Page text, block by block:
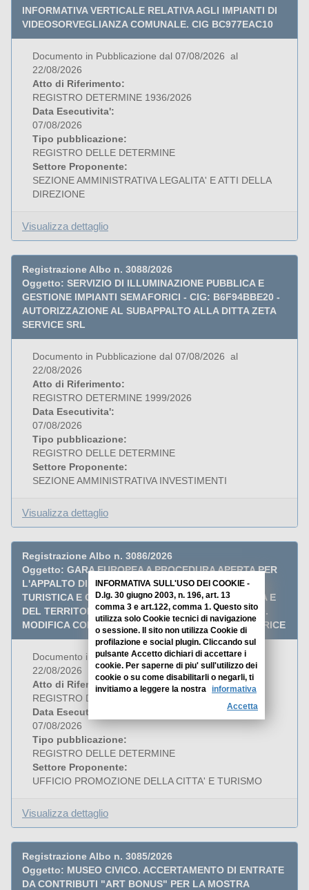
INFORMATIVA SULL'USO DEI COOKIE -
D.lg. 30 giugno 2003, n. 196, art. 13
comma 3 e art.122, comma 1. Questo sito
utilizza solo Cookie tecnici di navigazione
o sessione. Il sito non utilizza Cookie di
profilazione e social plugin. Cliccando sul
pulsante Accetto dichiari di accettare i
cookie. Per saperne di piu' sull'utilizzo dei
cookie o su come disabilitarli o negarli, ti
invitiamo a leggere la nostra informativa
Accetta
INFORMATIVA VERTICALE RELATIVA AGLI IMPIANTI DI
VIDEOSORVEGLIANZA COMUNALE. CIG BC977EAC10
Documento in Pubblicazione dal 07/08/2026 al
22/08/2026
Atto di Riferimento:
REGISTRO DETERMINE 1936/2026
Data Esecutivita':
07/08/2026
Tipo pubblicazione:
REGISTRO DELLE DETERMINE
Settore Proponente:
SEZIONE AMMINISTRATIVA LEGALITA' E ATTI DELLA
DIREZIONE
Visualizza dettaglio
Registrazione Albo n. 3088/2026
Oggetto: SERVIZIO DI ILLUMINAZIONE PUBBLICA E
GESTIONE IMPIANTI SEMAFORICI - CIG: B6F94BBE20 -
AUTORIZZAZIONE AL SUBAPPALTO ALLA DITTA ZETA
SERVICE SRL
Documento in Pubblicazione dal 07/08/2026 al
22/08/2026
Atto di Riferimento:
REGISTRO DETERMINE 1999/2026
Data Esecutivita':
07/08/2026
Tipo pubblicazione:
REGISTRO DELLE DETERMINE
Settore Proponente:
SEZIONE AMMINISTRATIVA INVESTIMENTI
Visualizza dettaglio
Registrazione Albo n. 3086/2026
Oggetto: GARA EUROPEA A PROCEDURA APERTA PER
L'APPALTO DI PROMOZIONE E VALORIZZAZIONE
TURISTICA E CULTURALE DELLA CITTÀ DI MODENA E
DEL TERRITORIO ANNI 2026-2028. CIG BC19F84A10.
MODIFICA COMPONENTE COMMISSIONE GIUDICATRICE
Documento in Pubblicazione dal 07/08/2026 al
22/08/2026
Atto di Riferimento:
REGISTRO DETERMINE 1996/2026
Data Esecutivita':
07/08/2026
Tipo pubblicazione:
REGISTRO DELLE DETERMINE
Settore Proponente:
UFFICIO PROMOZIONE DELLA CITTA' E TURISMO
Visualizza dettaglio
Registrazione Albo n. 3085/2026
Oggetto: MUSEO CIVICO. ACCERTAMENTO DI ENTRATE
DA CONTRIBUTI "ART BONUS" PER LA MOSTRA